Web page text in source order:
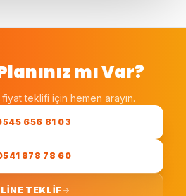
mı Var?
teklifi için hemen arayın.
656 81 03
878 78 60
TEKLIF